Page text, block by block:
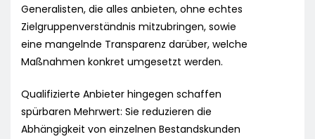
Generalisten, die alles anbieten, ohne echtes
Zielgruppenverständnis mitzubringen, sowie
eine mangelnde Transparenz darüber, welche
Maßnahmen konkret umgesetzt werden.
Qualifizierte Anbieter hingegen schaffen
spürbaren Mehrwert: Sie reduzieren die
Abhängigkeit von einzelnen Bestandskunden